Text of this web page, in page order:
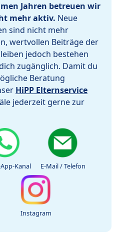
Jahren betreuen wir
mehr aktiv. Neue
sind nicht mehr
wertvollen Beiträge der
jedoch bestehen
zugänglich. Damit du
Beratung
HiPP Elternservice
jederzeit gerne zur
Kanal E-Mail / Telefon
Instagram